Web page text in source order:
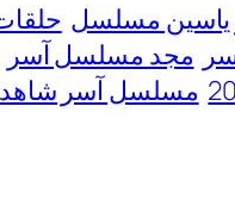
ياسين مسلسل
مجد مسلسل آسر
مسلسل آسر شاهد